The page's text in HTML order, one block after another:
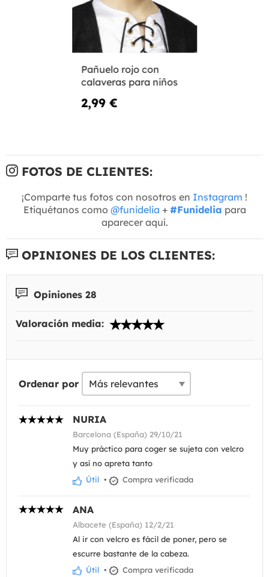
Pañuelo rojo con
calaveras para niños
2,99 €
FOTOS DE CLIENTES:
¡Comparte tus fotos con nosotros en Instagram !
Etiquétanos como @funidelia + #Funidelia para
aparecer aquí.
OPINIONES DE LOS CLIENTES:
Opiniones 28
Valoración media:
Ordenar por
NURIA
Barcelona (España) 29/10/21
Muy práctico para coger se sujeta con velcro
y así no apreta tanto
Útil • Compra verificada
ANA
Albacete (España) 12/2/21
Al ir con velcro es fácil de poner, pero se
escurre bastante de la cabeza.
Útil • Compra verificada